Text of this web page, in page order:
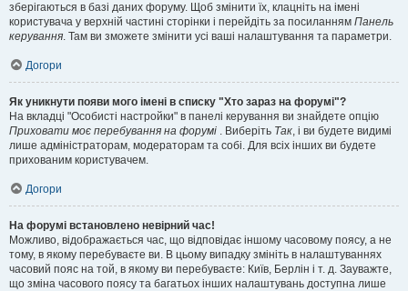
зберігаються в базі даних форуму. Щоб змінити їх, клацніть на імені
користувача у верхній частині сторінки і перейдіть за посиланням Панель
керування. Там ви зможете змінити усі ваші налаштування та параметри.
Догори
Як уникнути появи мого імені в списку "Хто зараз на форумі"?
На вкладці "Особисті настройки" в панелі керування ви знайдете опцію
Приховати моє перебування на форумі . Виберіть Так, і ви будете видимі
лише адміністраторам, модераторам та собі. Для всіх інших ви будете
прихованим користувачем.
Догори
На форумі встановлено невірний час!
Можливо, відображається час, що відповідає іншому часовому поясу, а не
тому, в якому перебуваєте ви. В цьому випадку змініть в налаштуваннях
часовий пояс на той, в якому ви перебуваєте: Київ, Берлін і т. д. Зауважте,
що зміна часового поясу та багатьох інших налаштувань доступна лише